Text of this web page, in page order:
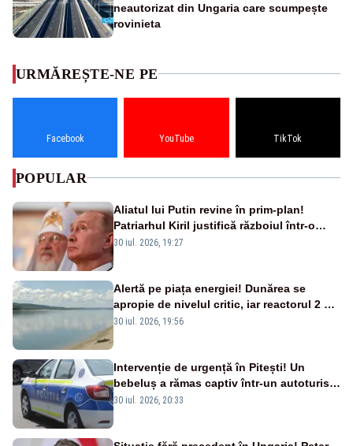
neautorizat din Ungaria care scumpește
rovinieta
URMĂREȘTE-NE PE
Facebook YouTube TikTok
POPULAR
Aliatul lui Putin revine în prim-plan!
Patriarhul Kiril justifică războiul într-o
nouă carte
30 iul. 2026, 19:27
Alertă pe piața energiei! Dunărea se
apropie de nivelul critic, iar reactorul 2 de
la Cernavodă ar putea fi oprit
30 iul. 2026, 19:56
Intervenție de urgență în Pitești! Un
bebeluș a rămas captiv într-un autoturism
din cauza unei defecțiuni
30 iul. 2026, 20:33